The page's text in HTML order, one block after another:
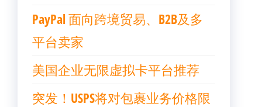
PayPal 面向跨境贸易、B2B及多
平台卖家
美国企业无限虚拟卡平台推荐
突发！USPS将对包裹业务价格限